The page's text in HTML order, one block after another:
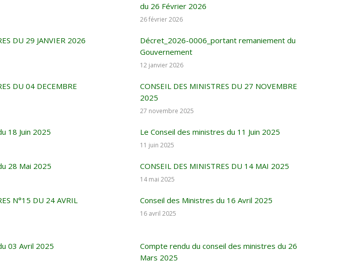
du 26 Février 2026
26 février 2026
DU 29 JANVIER 2026
Décret_2026-0006_portant remaniement du
Gouvernement
12 janvier 2026
DU 04 DECEMBRE
CONSEIL DES MINISTRES DU 27 NOVEMBRE
2025
27 novembre 2025
18 Juin 2025 Le Conseil des ministres du 11 Juin 2025
11 juin 2025
28 Mai 2025 CONSEIL DES MINISTRES DU 14 MAI 2025
14 mai 2025
N°15 DU 24 AVRIL
Conseil des Ministres du 16 Avril 2025
16 avril 2025
03 Avril 2025
Compte rendu du conseil des ministres du 26
Mars 2025